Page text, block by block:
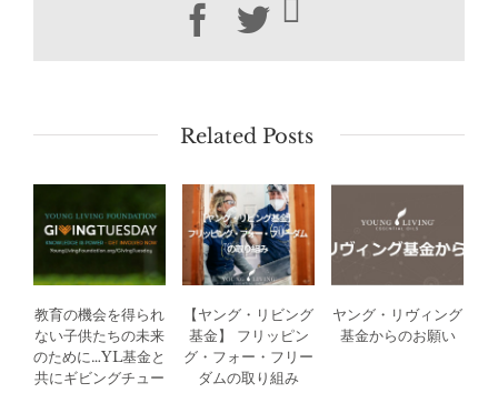
Facebook
Twitter
Related Posts
教育の機会を得られ
ない子供たちの未来
のために…YL基金と
共にギビングチュー
【ヤング・リビング
基金】 フリッピン
グ・フォー・フリー
ダムの取り組み
ヤング・リヴィング
基金からのお願い